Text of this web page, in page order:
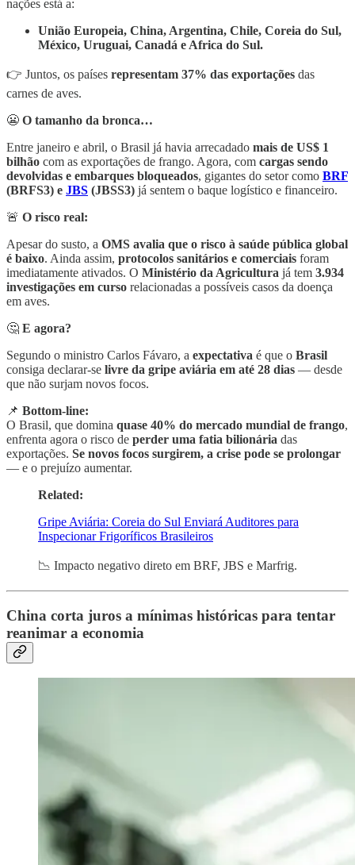
nações está a:
União Europeia, China, Argentina, Chile, Coreia do Sul,
México, Uruguai, Canadá e Africa do Sul.
👉 Juntos, os países representam 37% das exportações das
carnes de aves.
😬 O tamanho da bronca…
Entre janeiro e abril, o Brasil já havia arrecadado mais de US$ 1
bilhão com as exportações de frango. Agora, com cargas sendo
devolvidas e embarques bloqueados, gigantes do setor como BRF
(BRFS3) e JBS (JBSS3) já sentem o baque logístico e financeiro.
🚨 O risco real:
Apesar do susto, a OMS avalia que o risco à saúde pública global
é baixo. Ainda assim, protocolos sanitários e comerciais foram
imediatamente ativados. O Ministério da Agricultura já tem 3.934
investigações em curso relacionadas a possíveis casos da doença
em aves.
🤔 E agora?
Segundo o ministro Carlos Fávaro, a expectativa é que o Brasil
consiga declarar-se livre da gripe aviária em até 28 dias — desde
que não surjam novos focos.
📌 Bottom-line:
O Brasil, que domina quase 40% do mercado mundial de frango,
enfrenta agora o risco de perder uma fatia bilionária das
exportações. Se novos focos surgirem, a crise pode se prolongar
— e o prejuízo aumentar.
Related:
Gripe Aviária: Coreia do Sul Enviará Auditores para
Inspecionar Frigoríficos Brasileiros
📉 Impacto negativo direto em BRF, JBS e Marfrig.
China corta juros a mínimas históricas para tentar
reanimar a economia